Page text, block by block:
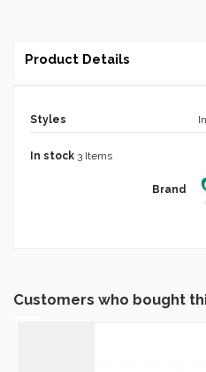
Product Details
Styles
Brand
In stock 3 Items
Customers who bought